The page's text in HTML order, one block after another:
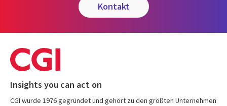
kontakt
Insights you can act on
CGI wurde 1976 gegründet und gehört zu den größten Unternehmen